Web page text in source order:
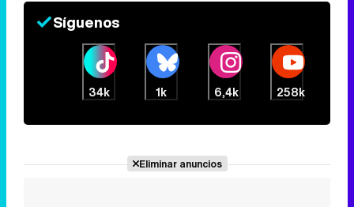
Síguenos
34k 1k 6,4k 258k
Eliminar anuncios